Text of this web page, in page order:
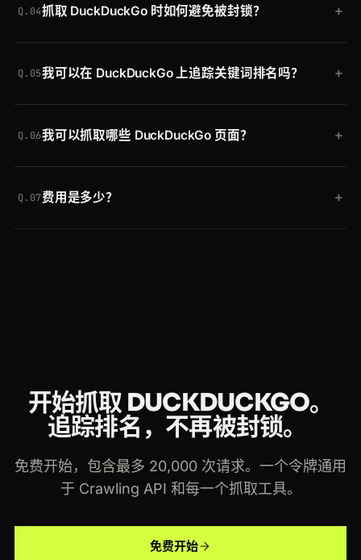
要和 URL。
真实浏览器会执行页面，因此自然搜索结果会在捕获
Q.04抓取 DuckDuckGo 时如何避免被封锁？ +
发送，并自动清除机器人检测和速率限制。你无需管
Q.05我可以在 DuckDuckGo 上追踪关键词排名吗？ +
HTML 或 JSON 中读取排名靠前的结果标题和
Q.06我可以抓取哪些 DuckDuckGo 页面？ +
和新闻垂直搜索，以及按地区或时间过滤的搜索。同
Q.07费用是多少？ +
开始抓取 DUCKDUCKGO。
追踪排名，不再被封锁。
免费开始，包含最多 20,000 次请求。一个令牌通用
于 Crawling API 和每一个抓取工具。
免费开始